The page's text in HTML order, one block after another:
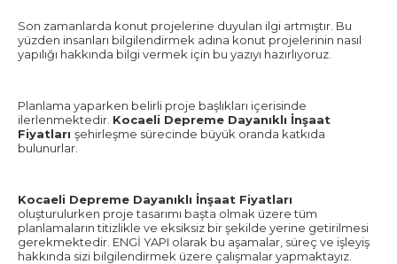
Son zamanlarda konut projelerine duyulan ilgi artmıştır. Bu
yüzden insanları bilgilendirmek adına konut projelerinin nasıl
yapılığı hakkında bilgi vermek için bu yazıyı hazırlıyoruz.
Planlama yaparken belirli proje başlıkları içerisinde
ilerlenmektedir. Kocaeli Depreme Dayanıklı İnşaat
Fiyatları şehirleşme sürecinde büyük oranda katkıda
bulunurlar.
Kocaeli Depreme Dayanıklı İnşaat Fiyatları
oluşturulurken proje tasarımı başta olmak üzere tüm
planlamaların titizlikle ve eksiksiz bir şekilde yerine getirilmesi
gerekmektedir. ENGİ YAPI olarak bu aşamalar, süreç ve işleyiş
hakkında sizi bilgilendirmek üzere çalışmalar yapmaktayız.